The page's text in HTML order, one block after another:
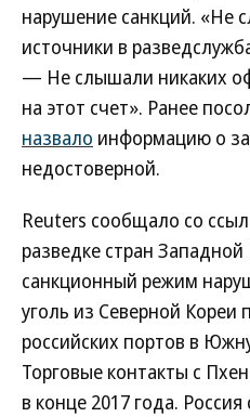
нарушение санкций. «Не
источники в
— Не слышали никаких
на этот счет». Ранее
назвало информацию о
недостоверной.
Reuters сообщало со
разведке стран
санкционный режим
уголь из Северной Кореи
российских портов в
Торговые контакты с
в конце 2017 года. Россия